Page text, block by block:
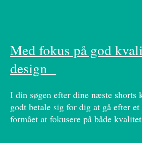
Med fokus på god
design
I din søgen efter dine næste shorts
godt betale sig for dig at gå efter et
formået at fokusere på både